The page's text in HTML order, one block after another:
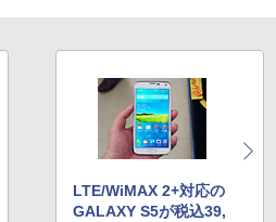
LTE/WiMAX 2+対応の
GALAXY S5が税込39,